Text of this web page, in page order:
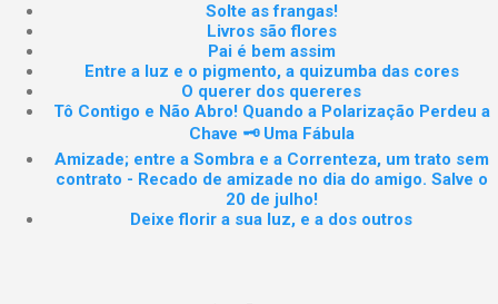
Solte as frangas!
Livros são flores
Pai é bem assim
Entre a luz e o pigmento, a quizumba das cores
O querer dos quereres
Tô Contigo e Não Abro! Quando a Polarização Perdeu a
Chave 🗝️ Uma Fábula
Amizade; entre a Sombra e a Correnteza, um trato sem
contrato - Recado de amizade no dia do amigo. Salve o
20 de julho!
Deixe florir a sua luz, e a dos outros